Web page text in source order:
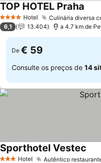
4 EstrelasHotel Culinária diversa
TOP HOTEL Praha
6,1 13.404 a 4.7 km de
De € 59
Consulte os preços de 14
Hotel Autêntico
Sporthotel Vestec